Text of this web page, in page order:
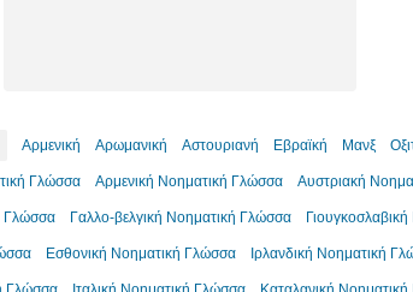
Αρμενική Αρωμανική Αστουριανή Εβραϊκή Μανξ
Γλώσσα Αρμενική Νοηματική Γλώσσα Αυστριακή
Γλώσσα Γαλλο-βελγική Νοηματική Γλώσσα
Εσθονική Νοηματική Γλώσσα Ιρλανδική Νοηματική